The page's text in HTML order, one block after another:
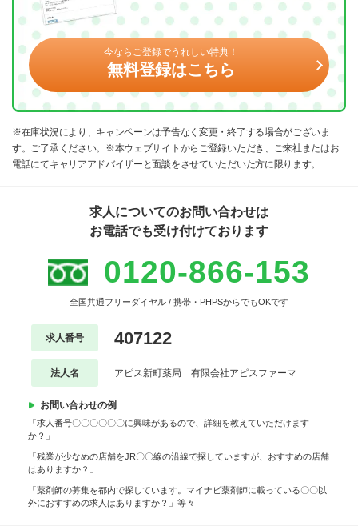
今ならご登録でうれしい特典！
無料登録はこちら
※在庫状況により、キャンペーンは予告なく変更・終了する場合がございま
す。ご了承ください。※本ウェブサイトからご登録いただき、ご来社またはお
電話にてキャリアアドバイザーと面談をさせていただいた方に限ります。
求人についてのお問い合わせは
お電話でも受け付けております
0120-866-153
全国共通フリーダイヤル / 携帯・PHPSからでもOKです
求人番号 407122
法人名 アピス新町薬局 有限会社アピスファーマ
お問い合わせの例
「求人番号〇〇〇〇〇〇に興味があるので、詳細を教えていただけます
か？」
「残業が少なめの店舗をJR〇〇線の沿線で探していますが、おすすめの店舗
はありますか？」
「薬剤師の募集を都内で探しています。マイナビ薬剤師に載っている〇〇以
外におすすめの求人はありますか？」等々